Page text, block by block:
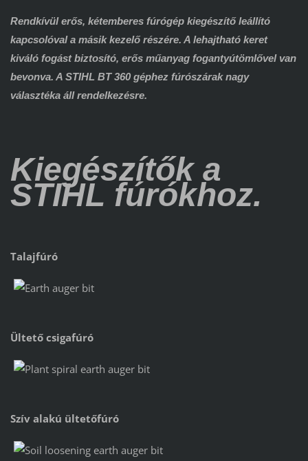
Rendkívül erős, kétemberes fúrógép kiegészítő leállító
kapcsolóval a másik kezelő részére. A lehajtható keret
kiváló fogást biztosító, erős műanyag fogantyútömlővel van
bevonva. A STIHL BT 360 géphez fúrószárak nagy
választéka áll rendelkezésre.
Kiegészítők a
STIHL fúrókhoz.
Talajfúró
Ültető csigafúró
Szív alakú ültetőfúró